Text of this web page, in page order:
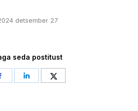
detsember 27
seda postitust
Share
Share